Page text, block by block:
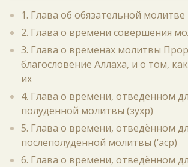
1. Глава об обязательной молитве
2. Глава о времени совершения
3. Глава о временах молитвы
благословение Аллаха, и о том,
их
4. Глава о времени, отведённом
полуденной молитвы (зухр)
5. Глава о времени, отведённом
послеполуденной молитвы (‘аср)
6. Глава о времени, отведённом